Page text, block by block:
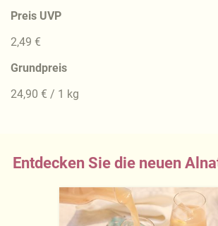
Preis UVP
2,49 €
Grundpreis
24,90 € / 1 kg
Entdecken Sie die neuen